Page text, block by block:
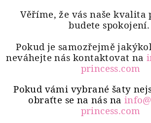
Věříme, že vás naše kvalita
budete spokojení.
Pokud je samozřejmě
neváhejte nás kontaktovat na
princess.com
Pokud vámi vybrané šaty
obraťte se na nás na
princess.com